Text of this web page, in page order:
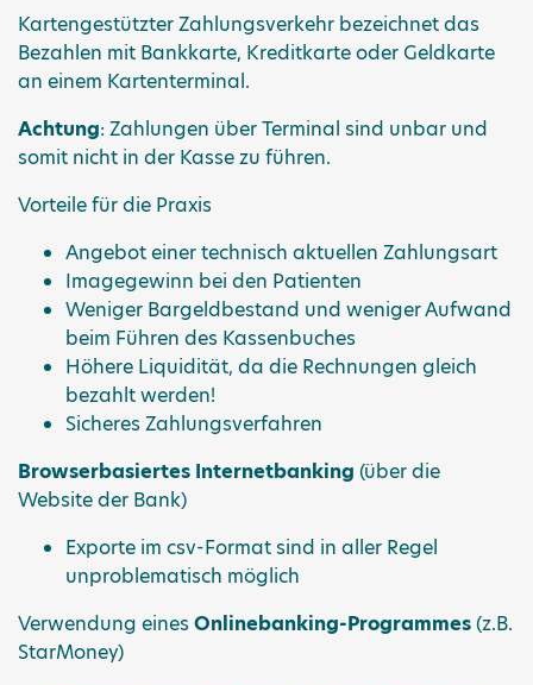
Kartengestützter Zahlungsverkehr bezeichnet das
Bezahlen mit Bankkarte, Kreditkarte oder Geldkarte
an einem Kartenterminal.
Achtung: Zahlungen über Terminal sind unbar und
somit nicht in der Kasse zu führen.
Vorteile für die Praxis
Angebot einer technisch aktuellen Zahlungsart
Imagegewinn bei den Patienten
Weniger Bargeldbestand und weniger Aufwand
beim Führen des Kassenbuches
Höhere Liquidität, da die Rechnungen gleich
bezahlt werden!
Sicheres Zahlungsverfahren
Browserbasiertes Internetbanking (über die
Website der Bank)
Exporte im csv-Format sind in aller Regel
unproblematisch möglich
Verwendung einesOnlinebanking-Programmes(z.B.
StarMoney)